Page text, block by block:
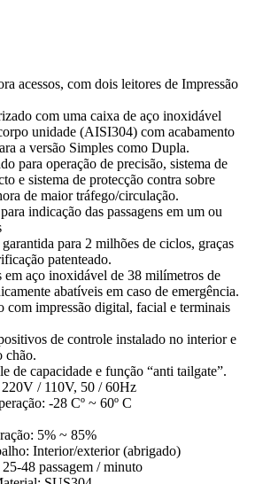
acessos, com dois leitores de Impressão
com uma caixa de aço inoxidável
unidade (AISI304) com acabamento
a versão Simples como Dupla.
para operação de precisão, sistema de
e sistema de protecção contra sobre
de maior tráfego/circulação.
indicação das passagens em um ou
para 2 milhões de ciclos, graças
patenteado.
em aço inoxidável de 38 milímetros de
abatíveis em caso de emergência.
com impressão digital, facial e terminais
de controle instalado no interior e
chão.
de capacidade e função “anti tailgate”.
/ 110V, 50 / 60Hz
-28 Cº ~ 60º C
5% ~ 85%
Interior/exterior (abrigado)
48 passagem / minuto